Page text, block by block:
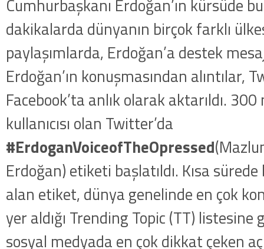
Cumhurbaşkanı Erdoğan’ın kürsüde
dakikalarda dünyanın birçok farklı
paylaşımlarda, Erdoğan’a destek
Erdoğan’ın konuşmasından alıntılar,
Facebook’ta anlık olarak aktarıldı.
kullanıcısı olan Twitter’da
#ErdoganVoiceofTheOpressed
Erdoğan) etiketi başlatıldı. Kısa
alan etiket, dünya genelinde en çok
yer aldığı Trending Topic (TT) listesine
sosyal medyada en çok dikkat çeken